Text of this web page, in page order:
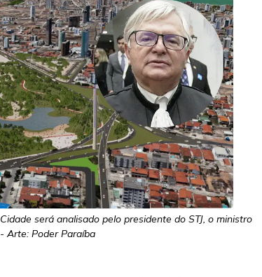
será analisado pelo presidente do STJ, o ministro
Arte: Poder Paraíba